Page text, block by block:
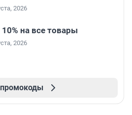
2026
на все товары
2026
промокоды